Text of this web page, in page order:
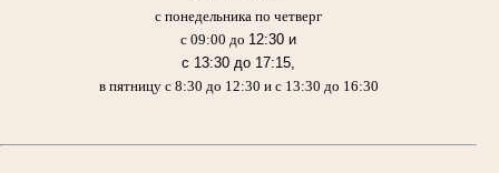
с понедельника по четверг
с 09:00 до 12:30 и
с 13:30 до 17:15,
в пятницу с 8:30 до 12:30 и с 13:30 до 16:30